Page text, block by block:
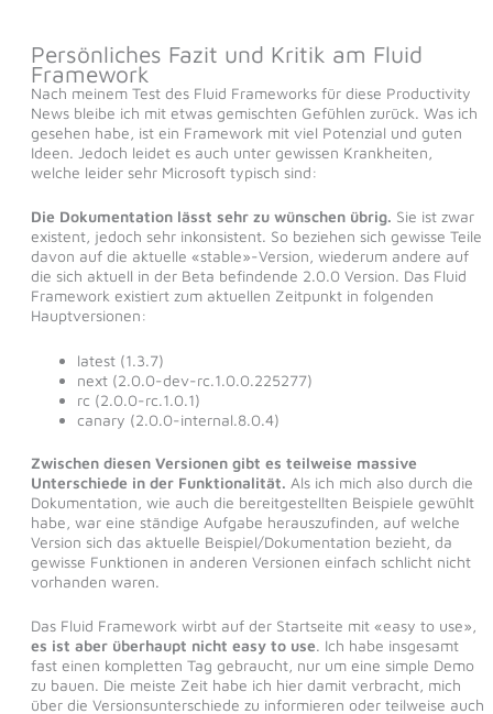
Persönliches Fazit und Kritik am Fluid
Framework
Nach meinem Test des Fluid Frameworks für diese Productivity
News bleibe ich mit etwas gemischten Gefühlen zurück. Was ich
gesehen habe, ist ein Framework mit viel Potenzial und guten
Ideen. Jedoch leidet es auch unter gewissen Krankheiten,
welche leider sehr Microsoft typisch sind:
Die Dokumentation lässt sehr zu wünschen übrig. Sie ist zwar
existent, jedoch sehr inkonsistent. So beziehen sich gewisse Teile
davon auf die aktuelle «stable»-Version, wiederum andere auf
die sich aktuell in der Beta befindende 2.0.0 Version. Das Fluid
Framework existiert zum aktuellen Zeitpunkt in folgenden
Hauptversionen:
latest (1.3.7)
next (2.0.0-dev-rc.1.0.0.225277)
rc (2.0.0-rc.1.0.1)
canary (2.0.0-internal.8.0.4)
Zwischen diesen Versionen gibt es teilweise massive
Unterschiede in der Funktionalität. Als ich mich also durch die
Dokumentation, wie auch die bereitgestellten Beispiele gewühlt
habe, war eine ständige Aufgabe herauszufinden, auf welche
Version sich das aktuelle Beispiel/Dokumentation bezieht, da
gewisse Funktionen in anderen Versionen einfach schlicht nicht
vorhanden waren.
Das Fluid Framework wirbt auf der Startseite mit «easy to use»,
es ist aber überhaupt nicht easy to use. Ich habe insgesamt
fast einen kompletten Tag gebraucht, nur um eine simple Demo
zu bauen. Die meiste Zeit habe ich hier damit verbracht, mich
über die Versionsunterschiede zu informieren oder teilweise auch